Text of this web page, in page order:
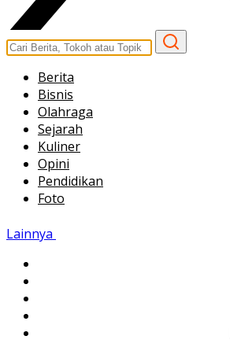
Berita
Bisnis
Olahraga
Sejarah
Kuliner
Opini
Pendidikan
Foto
Lainnya